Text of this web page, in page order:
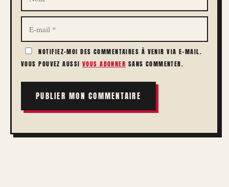
E-
MAIL
NOTIFIEZ-MOI DES COMMENTAIRES À VENIR VIA E-MAIL.
VOUS POUVEZ AUSSI VOUS ABONNER SANS COMMENTER.